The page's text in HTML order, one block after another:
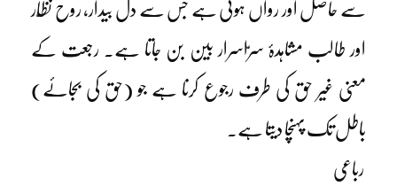
سے حاصل اور رواں ہوتی ہے جس سے دل بیدار، روح نظّار
اور طالب مشاہدۂ سرّاسرار بین بن جاتا ہے۔ رجعت کے
معنی غیر حق کی طرف رجوع کرنا ہے جو (حق کی بجائے)
باطل تک پہنچا دیتا ہے۔
رباعی